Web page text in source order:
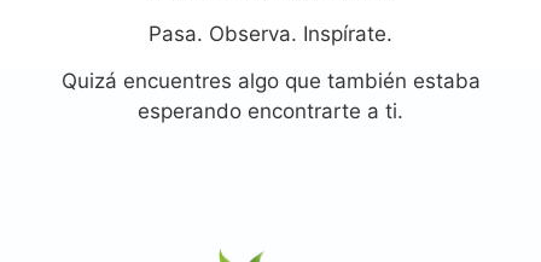
Pasa. Observa. Inspírate.
Quizá encuentres algo que también estaba
esperando encontrarte a ti.